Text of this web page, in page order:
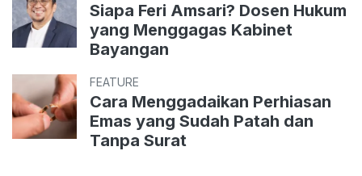
Siapa Feri Amsari? Dosen Hukum
yang Menggagas Kabinet
Bayangan
FEATURE
Cara Menggadaikan Perhiasan
Emas yang Sudah Patah dan
Tanpa Surat